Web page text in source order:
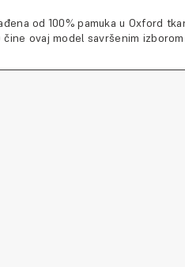
od 100% pamuka u Oxford
ovaj model savršenim